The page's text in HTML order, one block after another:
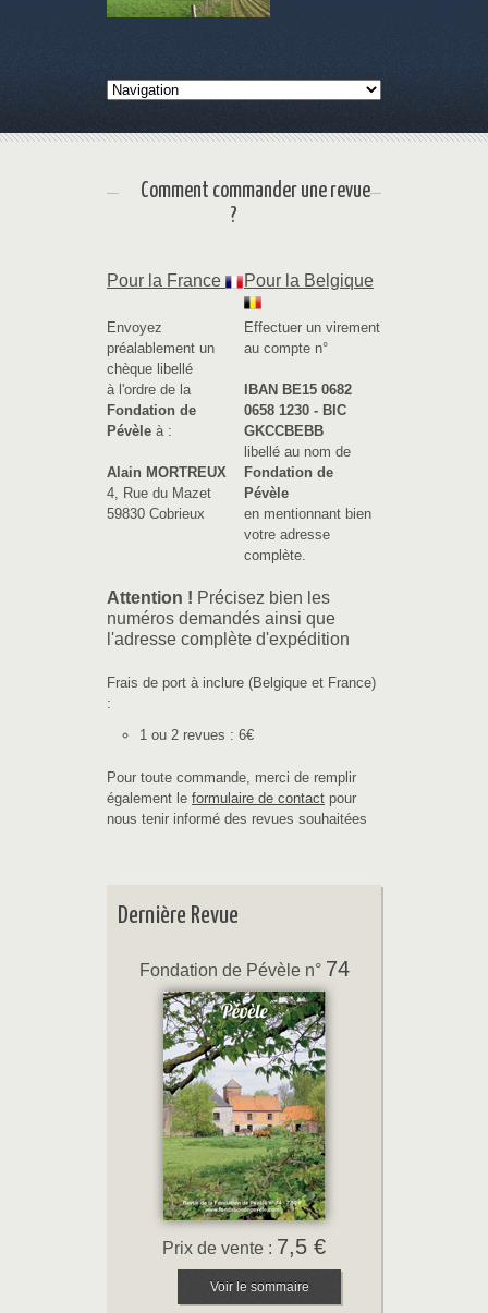
Comment commander une revue
?
Pour la France Pour la Belgique
Envoyez
préalablement un
chèque libellé
à l'ordre de la
Fondation de
Pévèle à :
Alain MORTREUX
4, Rue du Mazet
59830 Cobrieux
Effectuer un virement
au compte n°
IBAN BE15 0682
0658 1230 - BIC
GKCCBEBB
libellé au nom de
Fondation de
Pévèle
en mentionnant bien
votre adresse
complète.
Attention ! Précisez bien les
numéros demandés ainsi que
l'adresse complète d'expédition
Frais de port à inclure (Belgique et France)
:
1 ou 2 revues : 6€
Pour toute commande, merci de remplir
également le formulaire de contact pour
nous tenir informé des revues souhaitées
Dernière Revue
Fondation de Pévèle n° 74
Prix de vente : 7,5 €
Voir le sommaire